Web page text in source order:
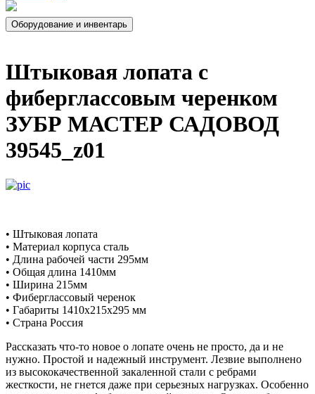
Штыковая лопата с
фиберглассовым черенком
ЗУБР МАСТЕР САДОВОД
39545_z01
• Штыковая лопата
• Материал корпуса сталь
• Длина рабочей части 295мм
• Общая длина 1410мм
• Ширина 215мм
• Фиберглассовый черенок
• Габариты 1410x215x295 мм
• Страна Россия
Рассказать что-то новое о лопате очень не просто, да и не
нужно. Простой и надежный инструмент. Лезвие выполнено
из высококачественной закаленной стали с ребрами
жесткости, не гнется даже при серьезных нагрузках. Особенно